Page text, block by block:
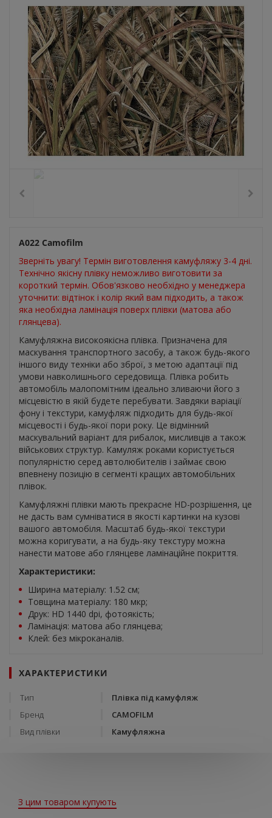
А022 Camofilm
Зверніть увагу! Термін виготовлення камуфляжу 3-4 дні.
Технічно якісну плівку неможливо виготовити за
короткий термін. Обов'язково необхідно у менеджера
уточнити: відтінок і колір який вам підходить, а також
яка необхідна ламінація поверх плівки (матова або
глянцева).
Камуфляжна високоякісна плівка. Призначена для
маскування транспортного засобу, а також будь-якого
іншого виду техніки або зброї, з метою адаптації під
умови навколишнього середовища. Плівка робить
автомобіль малопомітним ідеально зливаючи його з
місцевістю в якій будете перебувати. Завдяки варіації
фону і текстури, камуфляж підходить для будь-якої
місцевості і будь-якої пори року. Це відмінний
маскувальний варіант для рибалок, мисливців а також
військових структур. Камуляж роками користується
популярністю серед автолюбителів і займає свою
впевнену позицію в сегменті кращих автомобільних
плівок.
Камуфляжні плівки мають прекрасне HD-розрішення, це
не дасть вам сумніватися в якості картинки на кузові
вашого автомобіля. Масштаб будь-якої текстури
можна коригувати, а на будь-яку текстуру можна
нанести матове або глянцеве ламінаційне покриття.
Характеристики:
Ширина матеріалу: 1.52 см;
Товщина матеріалу: 180 мкр;
Друк: HD 1440 dpi, фотоякість;
Ламінація: матова або глянцева;
Клей: без мікроканалів.
ХАРАКТЕРИСТИКИ
Тип
Плівка під камуфляж
Бренд
CAMOFILM
Вид плівки
Камуфляжна
З цим товаром купують